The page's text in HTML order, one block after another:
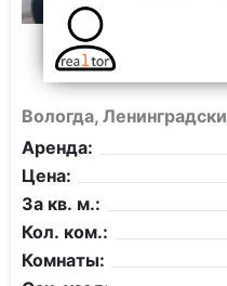
Вологда,
Аренда:
Цена:
За кв. м.:
Кол. ком.:
Комнаты: